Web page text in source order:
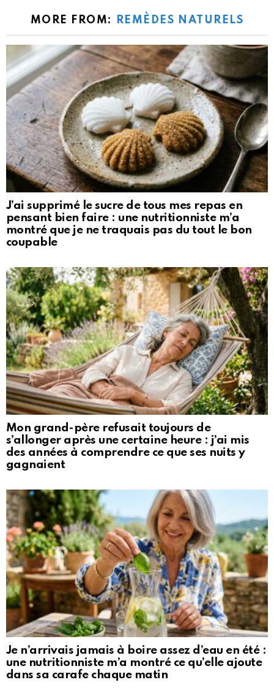
MORE FROM: REMÈDES NATURELS
J’ai supprimé le sucre de tous mes repas en
pensant bien faire : une nutritionniste m’a
montré que je ne traquais pas du tout le bon
coupable
Mon grand-père refusait toujours de
s’allonger après une certaine heure : j’ai mis
des années à comprendre ce que ses nuits y
gagnaient
Je n’arrivais jamais à boire assez d’eau en été :
une nutritionniste m’a montré ce qu’elle ajoute
dans sa carafe chaque matin